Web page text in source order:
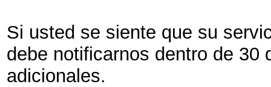
Si usted se siente que su
debe notificarnos dentro de 30
adicionales.